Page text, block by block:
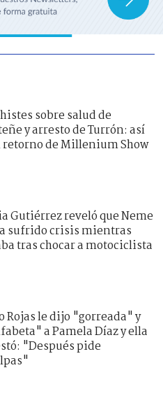
sobre salud de
y arresto de Turrón: así
retorno de Millenium Show
Gutiérrez reveló que Neme
sufrido crisis mientras
tras chocar a motociclista
Rojas le dijo "gorreada" y
a Pamela Díaz y ella
"Después pide